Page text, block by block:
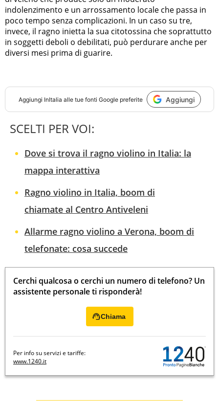
indolenzimento e un arrossamento locale che passa in
poco tempo senza complicazioni. In un caso su tre,
invece, il ragno inietta la sua citotossina che soprattutto
in soggetti deboli o debilitati, può perdurare anche per
diversi mesi prima di guarire.
Aggiungi InItalia alle tue fonti Google preferite Aggiungi
SCELTI PER VOI:
Dove si trova il ragno violino in Italia: la
mappa interattiva
Ragno violino in Italia, boom di
chiamate al Centro Antiveleni
Allarme ragno violino a Verona, boom di
telefonate: cosa succede
Cerchi qualcosa o cerchi un numero di telefono? Un
assistente personale ti risponderà!
Chiama
Per info su servizi e tariffe:
www.1240.it